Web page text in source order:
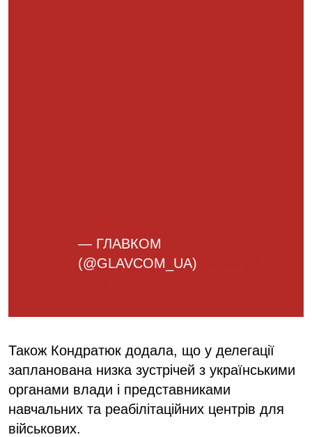
— ГЛАВКОМ
(@GLAVCOM_UA)
Також Кондратюк додала, що у делегації
запланована низка зустрічей з українськими
органами влади і представниками
навчальних та реабілітаційних центрів для
військових.